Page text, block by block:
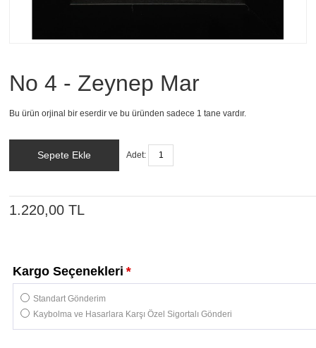
No 4 - Zeynep Mar
Bu ürün orjinal bir eserdir ve bu üründen sadece 1 tane vardır.
Sepete Ekle Adet:
1.220,00 TL
*
Kargo Seçenekleri
Standart Gönderim
Kaybolma ve Hasarlara Karşı Özel Sigortalı Gönderi